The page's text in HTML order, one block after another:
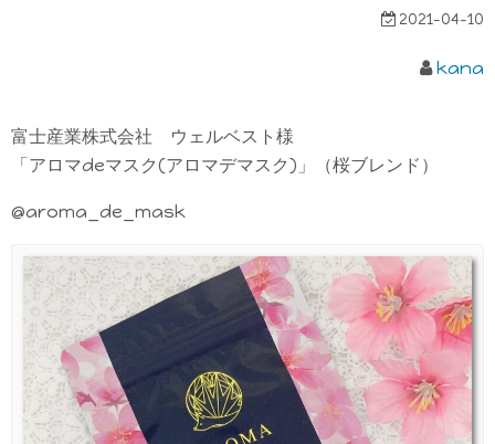
2021-04-10
kana
富士産業株式会社 ウェルベスト様
「アロマdeマスク(アロマデマスク)」（桜ブレンド）
@aroma_de_mask